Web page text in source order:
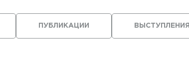
ВЫСТУПЛЕНИЯ
ПУБЛИКАЦИИ